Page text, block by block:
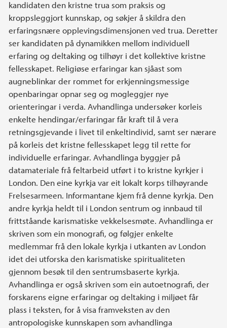
kandidaten den kristne trua som praksis og
kroppsleggjort kunnskap, og søkjer å skildra den
erfaringsnære opplevingsdimensjonen ved trua. Deretter
ser kandidaten på dynamikken mellom individuell
erfaring og deltaking og tilhøyr i det kollektive kristne
fellesskapet. Religiøse erfaringar kan sjåast som
augneblinkar der rommet for erkjenningsmessige
openbaringar opnar seg og mogleggjer nye
orienteringar i verda. Avhandlinga undersøker korleis
enkelte hendingar/erfaringar får kraft til å vera
retningsgjevande i livet til enkeltindivid, samt ser nærare
på korleis det kristne fellesskapet legg til rette for
individuelle erfaringar. Avhandlinga byggjer på
datamateriale frå feltarbeid utført i to kristne kyrkjer i
London. Den eine kyrkja var eit lokalt korps tilhøyrande
Frelsesarmeen. Informantane kjem frå denne kyrkja. Den
andre kyrkja heldt til i London sentrum og innbaud til
frittståande karismatiske vekkelsesmøte. Avhandlinga er
skriven som ein monografi, og følgjer enkelte
medlemmar frå den lokale kyrkja i utkanten av London
idet dei utforska den karismatiske spiritualiteten
gjennom besøk til den sentrumsbaserte kyrkja.
Avhandlinga er også skriven som ein autoetnografi, der
forskarens eigne erfaringar og deltaking i miljøet får
plass i teksten, for å visa framveksten av den
antropologiske kunnskapen som avhandlinga